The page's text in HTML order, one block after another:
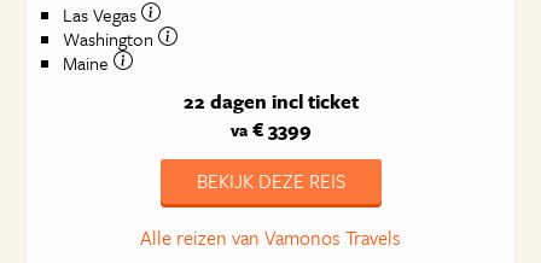
Las Vegas
Washington
Maine
22 dagen incl ticket
va€ 3399
BEKIJK DEZE REIS
Alle reizen van Vamonos Travels